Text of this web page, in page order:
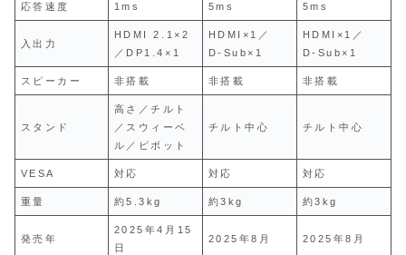
応答速度 1ms 5ms 5ms
入出力
HDMI 2.1×2
／DP1.4×1
HDMI×1／
D‑Sub×1
HDMI×1／
D‑Sub×1
スピーカー 非搭載 非搭載 非搭載
スタンド
高さ／チルト
／スウィーベ
ル／ピボット
チルト中心 チルト中心
VESA 対応 対応 対応
重量 約5.3kg 約3kg 約3kg
発売年
2025年4月15
日
2025年8月 2025年8月